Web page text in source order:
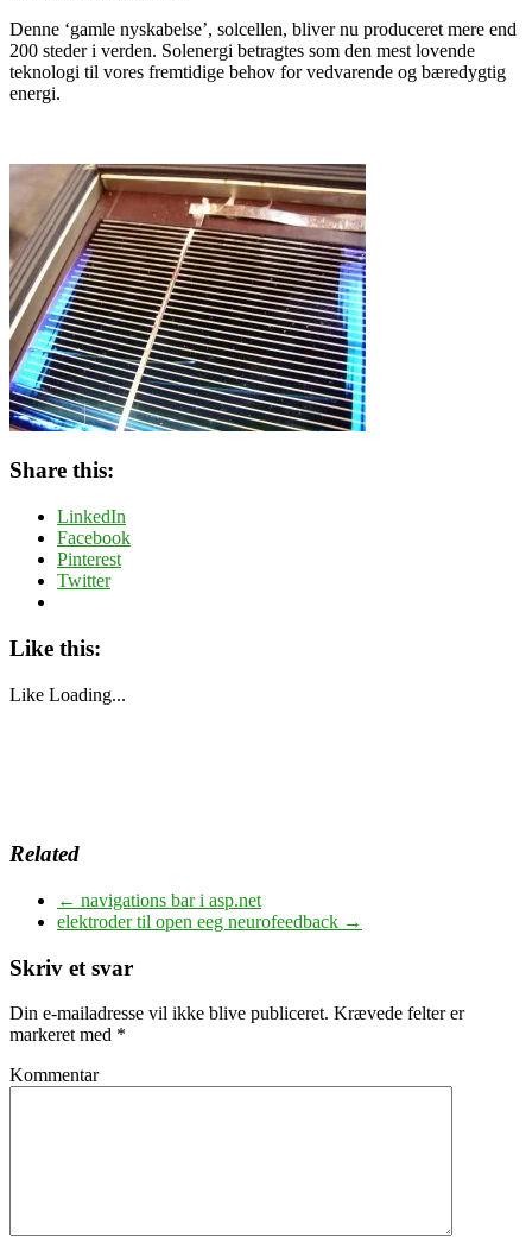
Denne ‘gamle nyskabelse’, solcellen, bliver nu produceret mere end
200 steder i verden. Solenergi betragtes som den mest lovende
teknologi til vores fremtidige behov for vedvarende og bæredygtig
energi.
Share this:
LinkedIn
Facebook
Pinterest
Twitter
Like this:
Like Loading...
Related
← navigations bar i asp.net
elektroder til open eeg neurofeedback →
Skriv et svar
Din e-mailadresse vil ikke blive publiceret. Krævede felter er
markeret med *
Kommentar